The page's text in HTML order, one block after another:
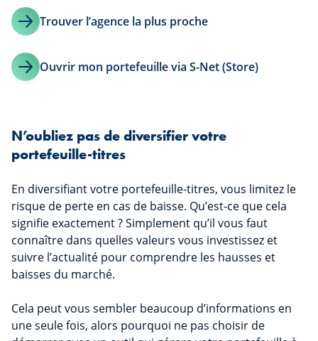
Trouver l’agence la plus proche
Ouvrir mon portefeuille via S-Net (Store)
N’oubliez pas de diversifier votre
portefeuille-titres
En diversifiant votre portefeuille-titres, vous limitez le
risque de perte en cas de baisse. Qu’est-ce que cela
signifie exactement ? Simplement qu’il vous faut
connaître dans quelles valeurs vous investissez et
suivre l’actualité pour comprendre les hausses et
baisses du marché.
Cela peut vous sembler beaucoup d’informations en
une seule fois, alors pourquoi ne pas choisir de